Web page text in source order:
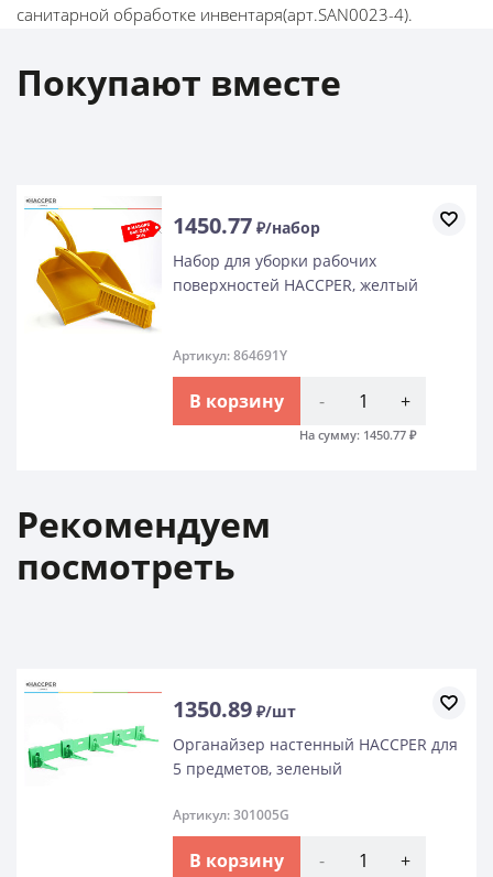
санитарной обработке инвентаря(арт.SAN0023-4).
Покупают вместе
1450.77 ₽/набор
Набор для уборки рабочих
поверхностей HACCPER, желтый
Артикул: 864691Y
В корзину - +
На сумму: 1450.77 ₽
Рекомендуем
посмотреть
1350.89 ₽/шт
Органайзер настенный HACCPER для
5 предметов, зеленый
Артикул: 301005G
В корзину - +